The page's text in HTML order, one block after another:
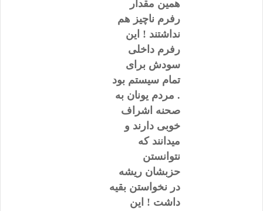
همین مقدار
رفرم ناچیز هم
نداشتند ! این
رفرم داخلی
سودش برای
تمام سیستم بود
. مردم یونان به
صحنه اشراف
خوبی دارند و
میدانند که
نتوانستن
حزبشان ریشه
در نخواستن بقیه
داشت ! این